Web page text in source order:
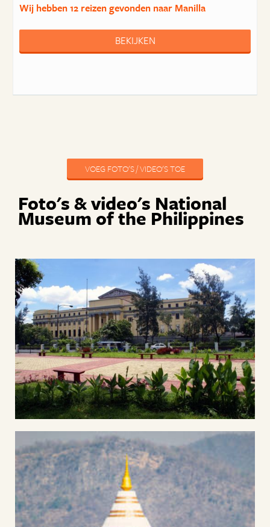
Wij hebben12 reizengevonden naar Manilla
BEKIJKEN
VOEG FOTO'S / VIDEO'S TOE
Foto's & video's National
Museum of the Philippines